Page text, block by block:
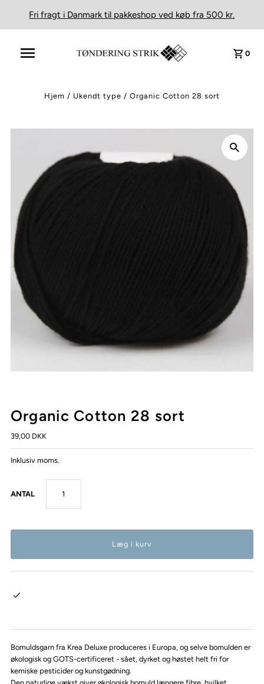
Fri fragt i Danmark til pakkeshop ved køb fra 500 kr.
0
Hjem / Ukendt type / Organic Cotton 28 sort
Organic Cotton 28 sort
39,00 DKK
Inklusiv moms.
ANTAL
Bomuldsgarn fra Krea Deluxe produceres i Europa, og selve bomulden er
økologisk og GOTS-certificeret - sået, dyrket og høstet helt fri for
kemiske pesticider og kunstgødning.